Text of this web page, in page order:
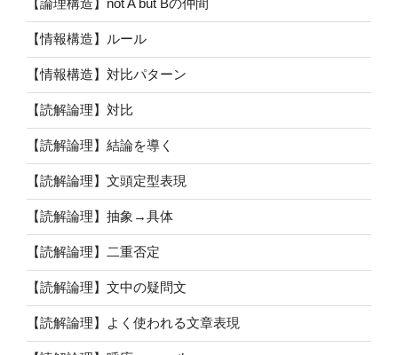
【論理構造】not A but Bの仲間
【情報構造】ルール
【情報構造】対比パターン
【読解論理】対比
【読解論理】結論を導く
【読解論理】文頭定型表現
【読解論理】抽象→具体
【読解論理】二重否定
【読解論理】文中の疑問文
【読解論理】よく使われる文章表現